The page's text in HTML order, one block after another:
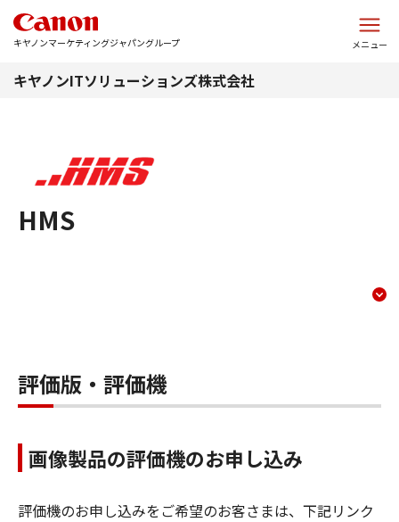
キヤノンマーケティングジャパングループ メニュー
キヤノンITソリューションズ株式会社
HMS
評価版・評価機
画像製品の評価機のお申し込み
評価機のお申し込みをご希望のお客さまは、下記リンク